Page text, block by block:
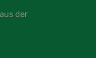
der